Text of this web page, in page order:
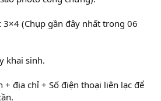
(Chụp gần đây nhất trong 06
khai sinh.
địa chỉ + Số điện thoại liên lạc để